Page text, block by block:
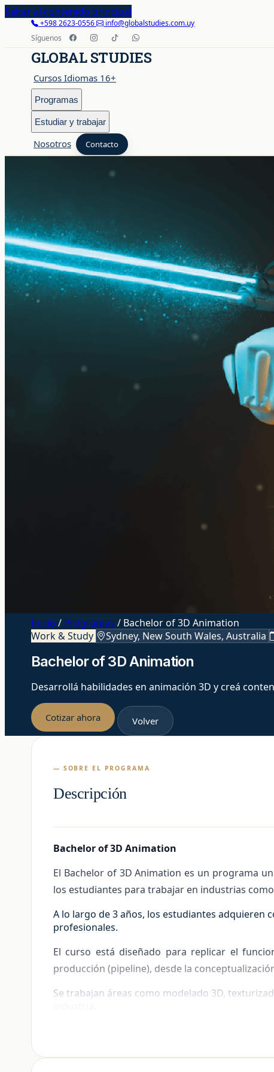
Saltar al contenido principal
+598 2623-0556
info@globalstudies.com.uy
Síguenos
GLOBAL STUDIES
Cursos Idiomas 16+
Programas
Estudiar y trabajar
Nosotros Contacto
Cursos Idiomas 16+
Estudiar y trabajar
Inicio / Programas / Bachelor of 3D Animation
Work & Study
Sydney, New South Wales, Australia
Bachelor of 3D Animation
Desarrollá habilidades en animación 3D y creá
Cotizar ahora Volver
— SOBRE EL PROGRAMA
Descripción
Bachelor of 3D Animation
El Bachelor of 3D Animation es un programa
los estudiantes para trabajar en industrias
A lo largo de 3 años, los estudiantes adquieren
profesionales.
El curso está diseñado para replicar el
producción (pipeline), desde la
Se trabajan áreas como modelado 3D,